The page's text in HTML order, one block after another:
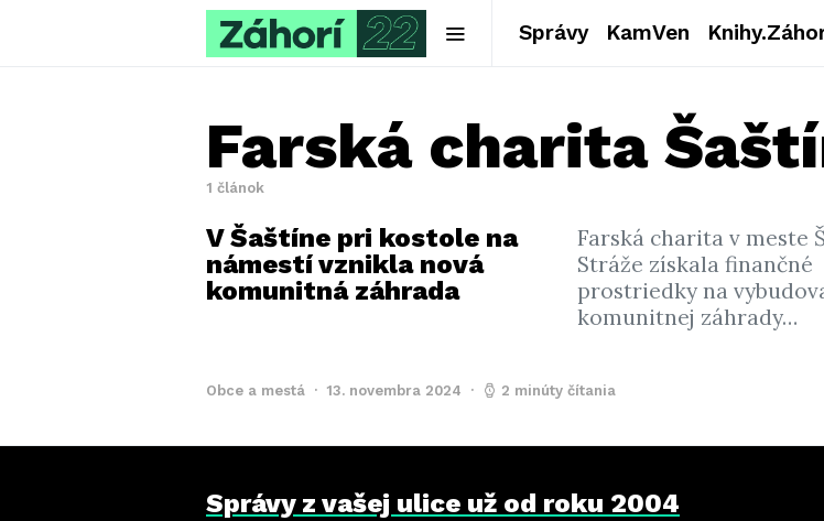
Správy KamVen
Farská charita
1 článok
V Šaštíne pri kostole na
námestí vznikla nová
komunitná záhrada
Farská charita v meste
Stráže získala finančné
prostriedky na
komunitnej záhrady…
Obce a mestá 13. novembra 2024 2 minúty čítania
Správy z vašej ulice už od roku 2004